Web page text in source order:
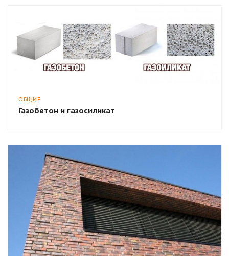
ОБЩИЕ
Газобетон и газосиликат